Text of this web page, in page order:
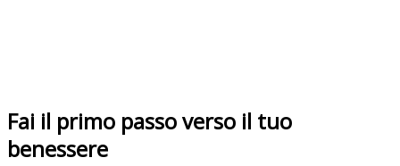
Fai il primo passo verso il tuo
benessere